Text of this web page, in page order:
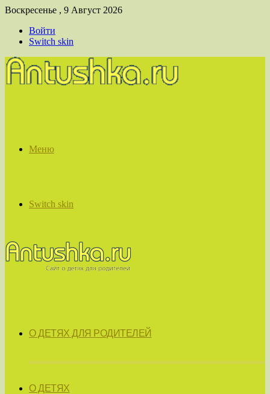
Воскресенье , 9 Август 2026
Войти
Switch skin
Меню
Switch skin
О ДЕТЯХ ДЛЯ РОДИТЕЛЕЙ
О ДЕТЯХ